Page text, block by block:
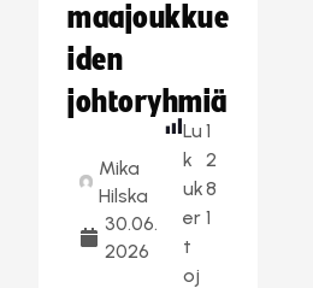
maajoukkue
iden
johtoryhmiä
Mika
Hilska
30.06.
2026
Lu
k
uk
er
t
oj
1
2
8
1